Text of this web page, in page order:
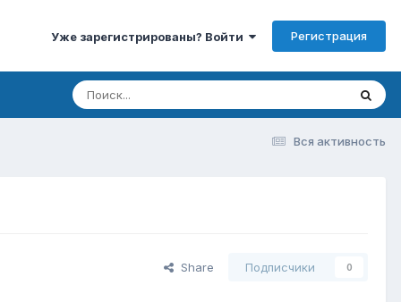
Уже зарегистрированы? Войти Регистрация
Вся активность
Share Подписчики 0